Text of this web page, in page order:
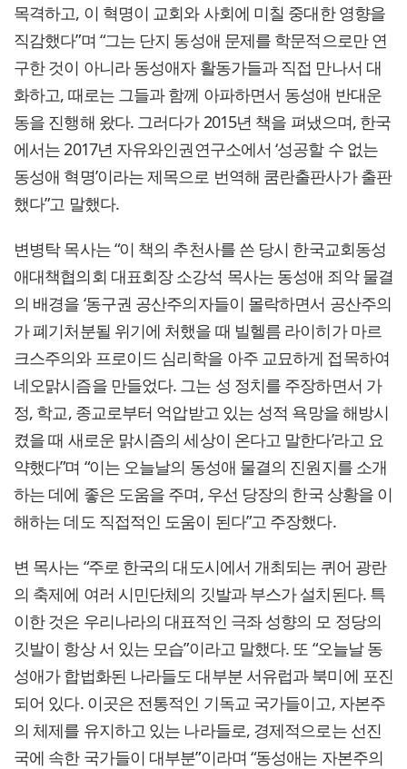
목격하고, 이 혁명이 교회와 사회에 미칠 중대한 영향을
직감했다”며 “그는 단지 동성애 문제를 학문적으로만 연
구한 것이 아니라 동성애자 활동가들과 직접 만나서 대
화하고, 때로는 그들과 함께 아파하면서 동성애 반대운
동을 진행해 왔다. 그러다가 2015년 책을 펴냈으며, 한국
에서는 2017년 자유와인권연구소에서 ‘성공할 수 없는
동성애 혁명’이라는 제목으로 번역해 쿰란출판사가 출판
했다”고 말했다.
변병탁 목사는 “이 책의 추천사를 쓴 당시 한국교회동성
애대책협의회 대표회장 소강석 목사는 동성애 죄악 물결
의 배경을 ‘동구권 공산주의자들이 몰락하면서 공산주의
가 폐기처분될 위기에 처했을 때 빌헬름 라이히가 마르
크스주의와 프로이드 심리학을 아주 교묘하게 접목하여
네오맑시즘을 만들었다. 그는 성 정치를 주장하면서 가
정, 학교, 종교로부터 억압받고 있는 성적 욕망을 해방시
켰을 때 새로운 맑시즘의 세상이 온다고 말한다’라고 요
약했다”며 “이는 오늘날의 동성애 물결의 진원지를 소개
하는 데에 좋은 도움을 주며, 우선 당장의 한국 상황을 이
해하는 데도 직접적인 도움이 된다”고 주장했다.
변 목사는 “주로 한국의 대도시에서 개최되는 퀴어 광란
의 축제에 여러 시민단체의 깃발과 부스가 설치된다. 특
이한 것은 우리나라의 대표적인 극좌 성향의 모 정당의
깃발이 항상 서 있는 모습”이라고 말했다. 또 “오늘날 동
성애가 합법화된 나라들도 대부분 서유럽과 북미에 포진
되어 있다. 이곳은 전통적인 기독교 국가들이고, 자본주
의 체제를 유지하고 있는 나라들로, 경제적으로는 선진
국에 속한 국가들이 대부분”이라며 “동성애는 자본주의